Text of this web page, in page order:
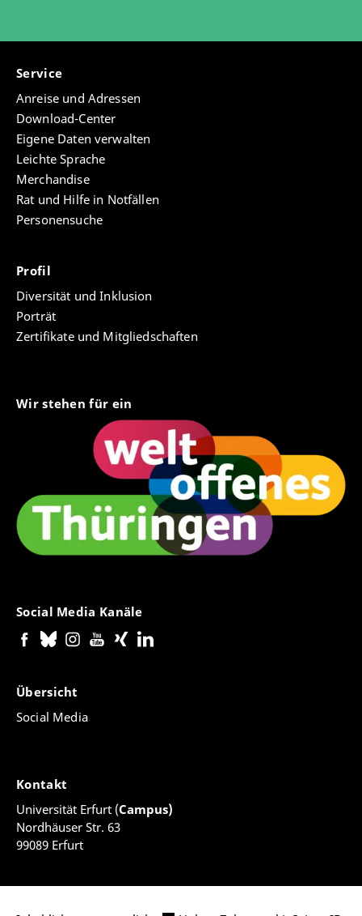
Service
Anreise und Adressen
Download-Center
Eigene Daten verwalten
Leichte Sprache
Merchandise
Rat und Hilfe in Notfällen
Personensuche
Profil
Diversität und Inklusion
Porträt
Zertifikate und Mitgliedschaften
Wir stehen für ein
Social Media Kanäle
Übersicht
Social Media
Kontakt
Universität Erfurt (Campus)
Nordhäuser Str. 63
99089 Erfurt